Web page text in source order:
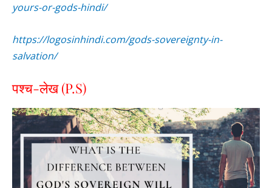
yours-or-gods-hindi/
https://logosinhindi.com/gods-sovereignty-in-
salvation/
पश्च-लेख (P.S)